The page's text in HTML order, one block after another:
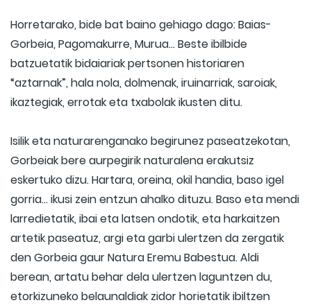
Horretarako, bide bat baino gehiago dago: Baias-
Gorbeia, Pagomakurre, Murua... Beste ibilbide
batzuetatik bidaiariak pertsonen historiaren
“aztarnak”, hala nola, dolmenak, iruinarriak, saroiak,
ikaztegiak, errotak eta txabolak ikusten ditu.
Isilik eta naturarenganako begirunez paseatzekotan,
Gorbeiak bere aurpegirik naturalena erakutsiz
eskertuko dizu. Hartara, oreina, okil handia, baso igel
gorria... ikusi zein entzun ahalko dituzu. Baso eta mendi
larredietatik, ibai eta latsen ondotik, eta harkaitzen
artetik paseatuz, argi eta garbi ulertzen da zergatik
den Gorbeia gaur Natura Eremu Babestua. Aldi
berean, artatu behar dela ulertzen laguntzen du,
etorkizuneko belaunaldiak zidor horietatik ibiltzen